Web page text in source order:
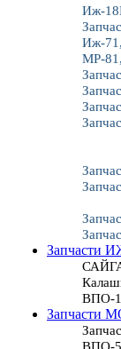
Иж-
Иж-
МР-
Запчасти
ВПО-
Запчасти
ВПО-